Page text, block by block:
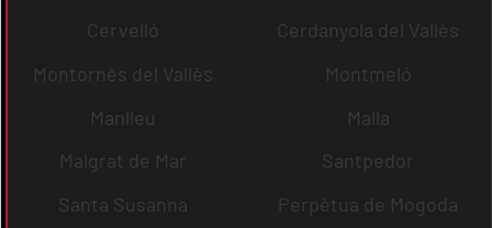
Cervelló
Cerdanyola del Vallès
Montornès del Vallès
Montmeló
Manlleu
Malla
Malgrat de Mar
Santpedor
Santa Susanna
Perpètua de Mogoda